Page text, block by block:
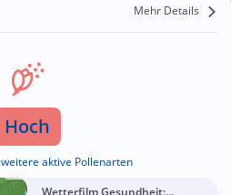
Mehr Details
Hoch
aktive Pollenarten
Wetterfilm Gesundheit:...